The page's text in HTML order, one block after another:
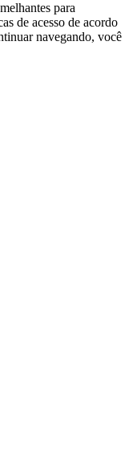
para
de acesso de acordo
navegando, você